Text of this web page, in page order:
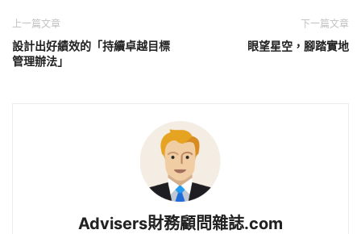
上一篇文章
設計出好績效的「持續卓越目標
管理辦法」
下一篇文章
眼望星空，腳踏實地
Advisers財務顧問雜誌.com